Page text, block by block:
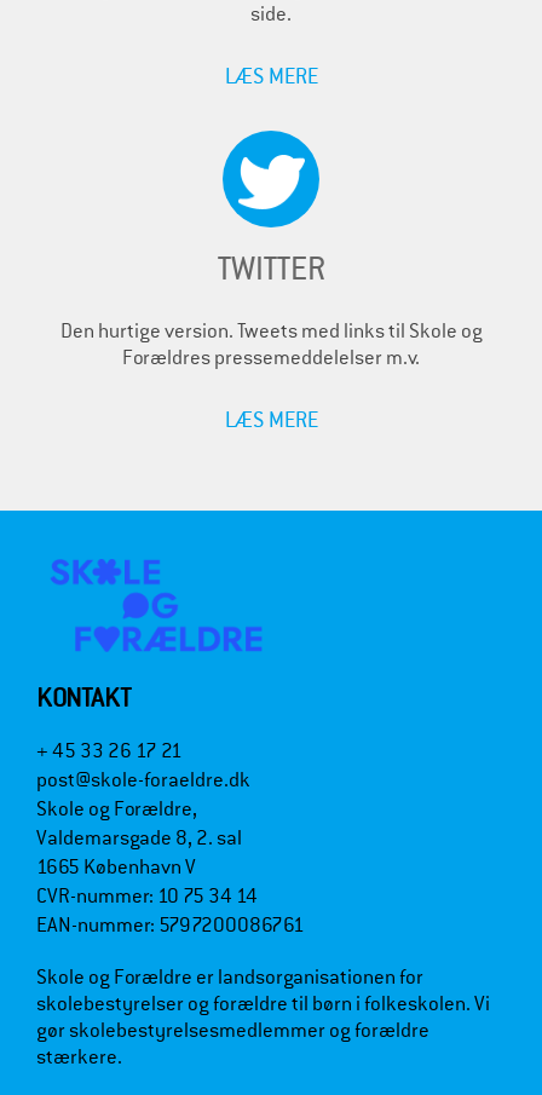
side.
LÆS MERE
TWITTER
Den hurtige version. Tweets med links til Skole og
Forældres pressemeddelelser m.v.
LÆS MERE
KONTAKT
+ 45 33 26 17 21
post@skole-foraeldre.dk
Skole og Forældre,
Valdemarsgade 8, 2. sal
1665 København V
CVR-nummer: 10 75 34 14
EAN-nummer: 5797200086761
Skole og Forældre er landsorganisationen for
skolebestyrelser og forældre til børn i folkeskolen. Vi
gør skolebestyrelsesmedlemmer og forældre
stærkere.